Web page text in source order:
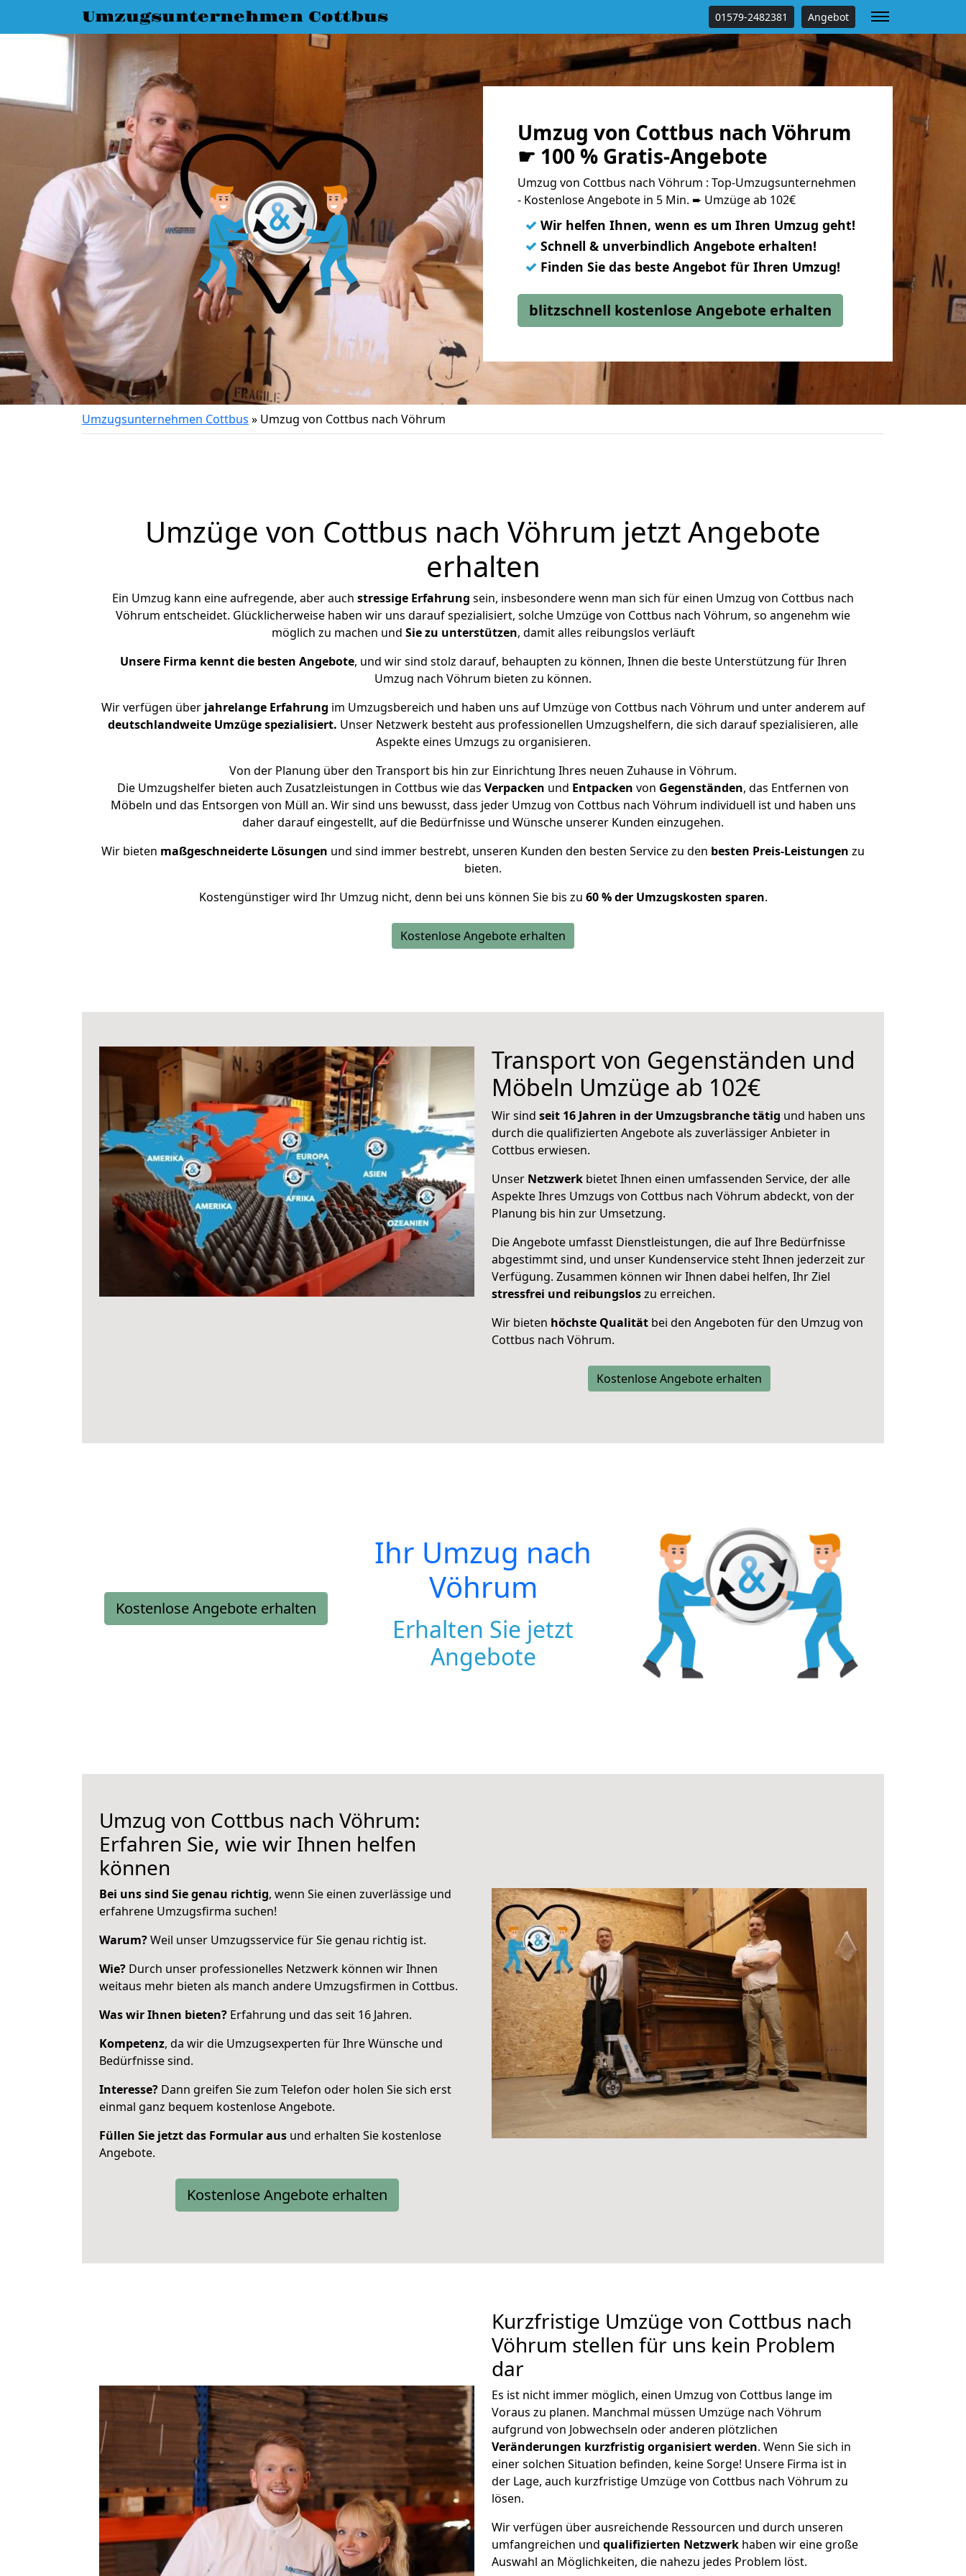
Umzugsunternehmen Cottbus 01579-2482381 Angebot
Umzug von Cottbus nach Vöhrum
☛ 100 % Gratis-Angebote
Umzug von Cottbus nach Vöhrum : Top-Umzugsunternehmen
- Kostenlose Angebote in 5 Min. ➨ Umzüge ab 102€
✓ Wir helfen Ihnen, wenn es um Ihren Umzug geht!
✓ Schnell & unverbindlich Angebote erhalten!
✓ Finden Sie das beste Angebot für Ihren Umzug!
blitzschnell kostenlose Angebote erhalten
Umzugsunternehmen Cottbus » Umzug von Cottbus nach Vöhrum
Umzüge von Cottbus nach Vöhrum jetzt Angebote
erhalten
Ein Umzug kann eine aufregende, aber auch stressige Erfahrung sein, insbesondere wenn man sich für einen Umzug von Cottbus nach
Vöhrum entscheidet. Glücklicherweise haben wir uns darauf spezialisiert, solche Umzüge von Cottbus nach Vöhrum, so angenehm wie
möglich zu machen und Sie zu unterstützen, damit alles reibungslos verläuft
Unsere Firma kennt die besten Angebote, und wir sind stolz darauf, behaupten zu können, Ihnen die beste Unterstützung für Ihren
Umzug nach Vöhrum bieten zu können.
Wir verfügen überjahrelange Erfahrung im Umzugsbereich und haben uns auf Umzüge von Cottbus nach Vöhrum und unter anderem auf
deutschlandweite Umzüge spezialisiert. Unser Netzwerk besteht aus professionellen Umzugshelfern, die sich darauf spezialisieren, alle
Aspekte eines Umzugs zu organisieren.
Von der Planung über den Transport bis hin zur Einrichtung Ihres neuen Zuhause in Vöhrum.
Die Umzugshelfer bieten auch Zusatzleistungen in Cottbus wie das Verpacken und Entpacken von Gegenständen, das Entfernen von
Möbeln und das Entsorgen von Müll an. Wir sind uns bewusst, dass jeder Umzug von Cottbus nach Vöhrum individuell ist und haben uns
daher darauf eingestellt, auf die Bedürfnisse und Wünsche unserer Kunden einzugehen.
Wir bieten maßgeschneiderte Lösungen und sind immer bestrebt, unseren Kunden den besten Service zu den besten Preis-Leistungen zu
bieten.
Kostengünstiger wird Ihr Umzug nicht, denn bei uns können Sie bis zu 60 % der Umzugskosten sparen.
Kostenlose Angebote erhalten
Transport von Gegenständen und
Möbeln Umzüge ab 102€
Wir sind seit 16 Jahren in der Umzugsbranche tätig und haben uns
durch die qualifizierten Angebote als zuverlässiger Anbieter in
Cottbus erwiesen.
Unser Netzwerk bietet Ihnen einen umfassenden Service, der alle
Aspekte Ihres Umzugs von Cottbus nach Vöhrum abdeckt, von der
Planung bis hin zur Umsetzung.
Die Angebote umfasst Dienstleistungen, die auf Ihre Bedürfnisse
abgestimmt sind, und unser Kundenservice steht Ihnen jederzeit zur
Verfügung. Zusammen können wir Ihnen dabei helfen, Ihr Ziel
stressfrei und reibungsloszu erreichen.
Wir bieten höchste Qualität bei den Angeboten für den Umzug von
Cottbus nach Vöhrum.
Kostenlose Angebote erhalten
Kostenlose Angebote erhalten
Ihr Umzug nach
Vöhrum
Erhalten Sie jetzt
Angebote
Umzug von Cottbus nach Vöhrum:
Erfahren Sie, wie wir Ihnen helfen
können
Bei uns sind Sie genau richtig, wenn Sie einen zuverlässige und
erfahrene Umzugsfirma suchen!
Warum?Weil unser Umzugsservice für Sie genau richtig ist.
Wie? Durch unser professionelles Netzwerk können wir Ihnen
weitaus mehr bieten als manch andere Umzugsfirmen in Cottbus.
Was wir Ihnen bieten? Erfahrung und das seit 16 Jahren.
Kompetenz, da wir die Umzugsexperten für Ihre Wünsche und
Bedürfnisse sind.
Interesse? Dann greifen Sie zum Telefon oder holen Sie sich erst
einmal ganz bequem kostenlose Angebote.
Füllen Sie jetzt das Formular aus und erhalten Sie kostenlose
Angebote.
Kostenlose Angebote erhalten
Kurzfristige Umzüge von Cottbus nach
Vöhrum stellen für uns kein Problem
dar
Es ist nicht immer möglich, einen Umzug von Cottbus lange im
Voraus zu planen. Manchmal müssen Umzüge nach Vöhrum
aufgrund von Jobwechseln oder anderen plötzlichen
Veränderungen kurzfristig organisiert werden. Wenn Sie sich in
einer solchen Situation befinden, keine Sorge! Unsere Firma ist in
der Lage, auch kurzfristige Umzüge von Cottbus nach Vöhrum zu
lösen.
Wir verfügen über ausreichende Ressourcen und durch unseren
umfangreichen und qualifizierten Netzwerk haben wir eine große
Auswahl an Möglichkeiten, die nahezu jedes Problem löst.